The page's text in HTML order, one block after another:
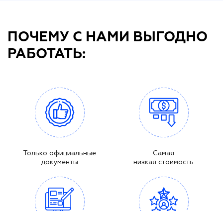
ПОЧЕМУ С НАМИ ВЫГОДНО
РАБОТАТЬ:
Только официальные
документы
Самая
низкая стоимость